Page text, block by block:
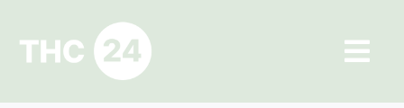
springen